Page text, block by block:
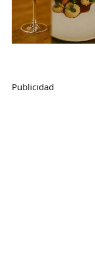
Publicidad